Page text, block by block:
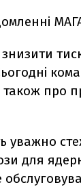
про
уважно
для